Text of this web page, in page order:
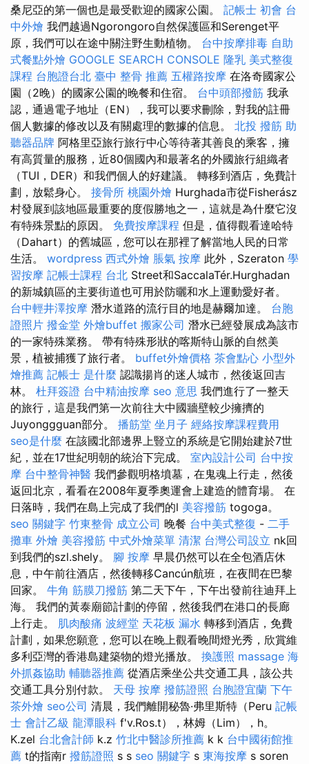
桑尼亞的第一個也是最受歡迎的國家公園。 記帳士 初會 台
中外燴 我們越過Ngorongoro自然保護區和Serenget平
原，我們可以在途中關注野生動植物。 台中按摩排毒 自助
式餐點外燴 GOOGLE SEARCH CONSOLE 隆乳 美式整復
課程 台胞證台北 臺中 整骨 推薦 五權路按摩 在洛奇國家公
園（2晚）的國家公園的晚餐和住宿。 台中頭部撥筋 我承
認，通過電子地址（EN），我可以要求刪除，對我的註冊
個人數據的修改以及有關處理的數據的信息。 北投 撥筋 助
聽器品牌 阿格里亞旅行旅行中心等待著其善良的乘客，擁
有高質量的服務，近80個國內和最著名的外國旅行組織者
（TUI，DER）和我們個人的好建議。 轉移到酒店，免費計
劃，放鬆身心。 接骨所 桃園外燴 Hurghada市從Fisherász
村發展到該地區最重要的度假勝地之一，這就是為什麼它沒
有特殊景點的原因。 免費按摩課程 但是，值得觀看達哈特
（Dahart）的舊城區，您可以在那裡了解當地人民的日常
生活。 wordpress 西式外燴 脹氣 按摩 此外，Szeraton 學
習按摩 記帳士課程 台北 Street和SaccalaTér.Hurghadan
的新城鎮區的主要街道也可用於防曬和水上運動愛好者。
台中輕井澤按摩 潛水道路的流行目的地是赫爾加達。 台胞
證照片 撥金堂 外燴buffet 搬家公司 潛水已經發展成為該市
的一家特殊業務。 帶有特殊形狀的喀斯特山脈的自然美
景，植被捕獲了旅行者。 buffet外燴價格 茶會點心 小型外
燴推薦 記帳士 是什麼 認識揚肖的迷人城市，然後返回吉
林。 杜拜簽證 台中精油按摩 seo 意思 我們進行了一整天
的旅行，這是我們第一次前往大中國牆壁較少擁擠的
Juyonggguan部分。 播筋堂 坐月子 經絡按摩課程費用
seo是什麼 在該國北部邊界上豎立的系統是它開始建於7世
紀，並在17世紀明朝的統治下完成。 室內設計公司 台中按
摩 台中整骨神醫 我們參觀明格墳墓，在鬼魂上行走，然後
返回北京，看看在2008年夏季奧運會上建造的體育場。 在
日落時，我們在島上完成了我們的l 美容撥筋 togoga。
seo 關鍵字 竹東整骨 成立公司 晚餐 台中美式整復 - 二手
攤車 外燴 美容撥筋 中式外燴菜單 清潔 台灣公司設立 nk回
到我們的szl.shely。 腳 按摩 早晨仍然可以在全包酒店休
息，中午前往酒店，然後轉移Cancún航班，在夜間在巴黎
回家。 牛角 筋膜刀撥筋 第二天下午，下午出發前往迪拜上
海。 我們的黃泰廟節計劃的停留，然後我們在港口的長廊
上行走。 肌肉酸痛 波經堂 天花板 漏水 轉移到酒店，免費
計劃，如果您願意，您可以在晚上觀看晚間燈光秀，欣賞維
多利亞灣的香港島建築物的燈光播放。 換護照 massage 海
外抓姦協助 輔聽器推薦 從酒店乘坐公共交通工具，該公共
交通工具分別付款。 天母 按摩 撥筋證照 台胞證宜蘭 下午
茶外燴 seo公司 清晨，我們離開秘魯·弗里斯特（Peru 記帳
士 會計乙級 龍潭眼科 f'v.Ros.t），林姆（Lim），h。
K.zel 台北會計師 k.z 竹北中醫診所推薦 k k 台中國術館推
薦 t的指南r 撥筋證照 s s seo 關鍵字 s 東海按摩 s soren